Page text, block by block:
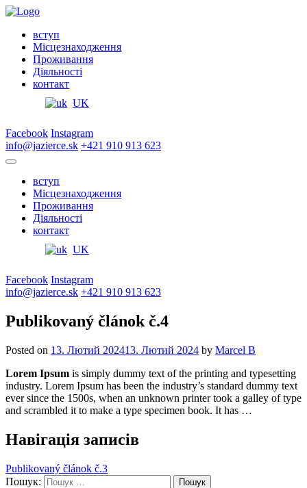
вступ
Місцезнаходження
Проживання
Діяльності
контакт
UK
Facebook Instagram
info@jazierce.sk +421 910 913 623
вступ
Місцезнаходження
Проживання
Діяльності
контакт
UK
Facebook Instagram
info@jazierce.sk +421 910 913 623
Publikovaný článok č.4
Posted on 13. Лютий 202413. Лютий 2024 by Marcel B
Lorem Ipsum is simply dummy text of the printing and typesetting
industry. Lorem Ipsum has been the industry’s standard dummy text
ever since the 1500s, when an unknown printer took a galley of type
and scrambled it to make a type specimen book. It has …
Навігація записів
Publikovaný článok č.3
Пошук: